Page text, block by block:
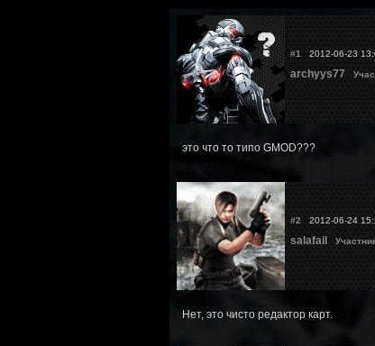
#1 2012-06-23
archyys77
это что то типо GMOD???
#2 2012-06-24
salafail
Нет, это чисто редактор карт.